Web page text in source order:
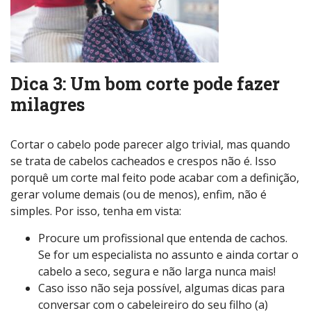
Dica 3: Um bom corte pode fazer
milagres
Cortar o cabelo pode parecer algo trivial, mas quando
se trata de cabelos cacheados e crespos não é. Isso
porquê um corte mal feito pode acabar com a definição,
gerar volume demais (ou de menos), enfim, não é
simples. Por isso, tenha em vista:
Procure um profissional que entenda de cachos.
Se for um especialista no assunto e ainda cortar o
cabelo a seco, segura e não larga nunca mais!
Caso isso não seja possível, algumas dicas para
conversar com o cabeleireiro do seu filho (a)